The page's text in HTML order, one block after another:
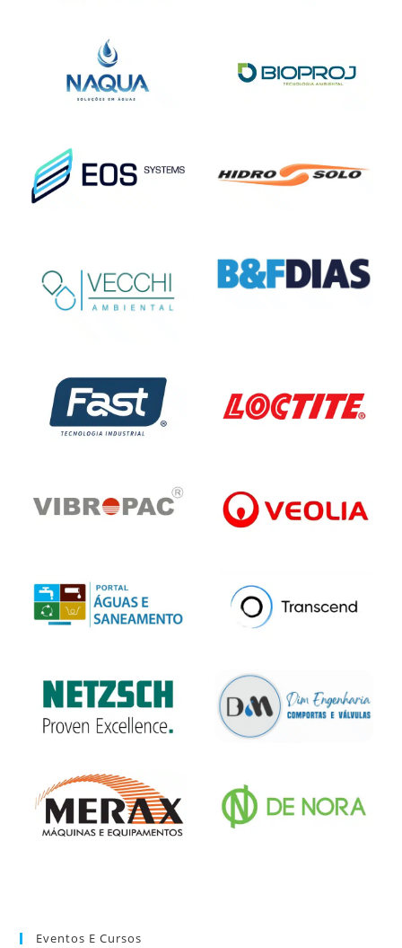
Eventos E Cursos